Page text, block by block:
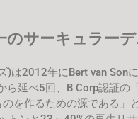
のサーキュラー
)は2012年にBert van Son
ら延べ5回、B Corp認証
のを作るための源である